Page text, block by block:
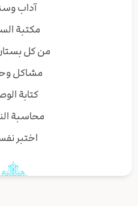
آداب
مكتبة
من كل
مشاكل
كتابة
محاسبة
اختبر